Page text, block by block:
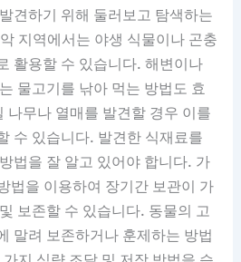
견하기 위해 둘러보고 탐색하는
지역에서는 야생 식물이나 곤충
활용할 수 있습니다. 해변이나
물고기를 낚아 먹는 방법도 효
나무나 열매를 발견할 경우 이를
수 있습니다. 발견한 식재료를
법을 잘 알고 있어야 합니다. 가
법을 이용하여 장기간 보관이 가
보존할 수 있습니다. 동물의 고
말려 보존하거나 훈제하는 방법